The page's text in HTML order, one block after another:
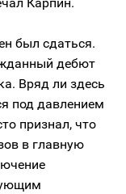
был сдаться.
дебют
Вряд ли здесь
под давлением
признал, что
в главную